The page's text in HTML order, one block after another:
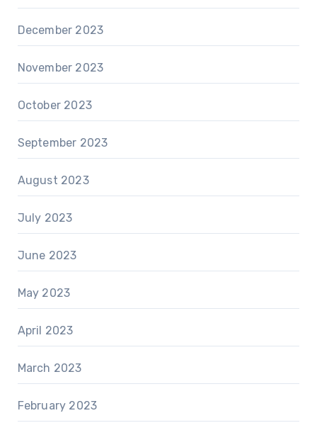
December 2023
November 2023
October 2023
September 2023
August 2023
July 2023
June 2023
May 2023
April 2023
March 2023
February 2023